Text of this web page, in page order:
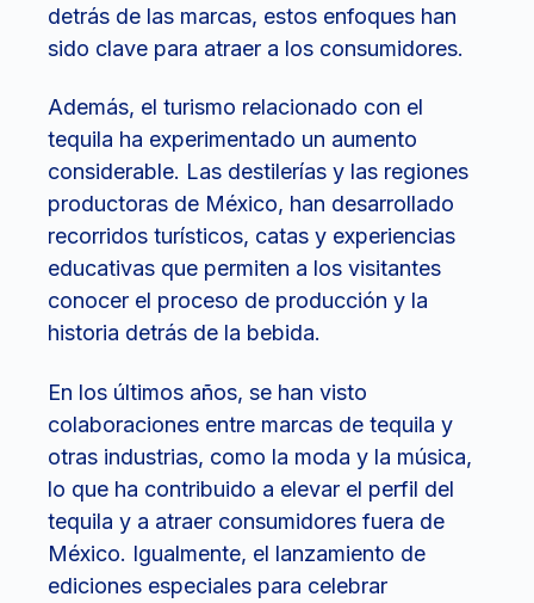
detrás de las marcas, estos enfoques han
sido clave para atraer a los consumidores.
Además, el turismo relacionado con el
tequila ha experimentado un aumento
considerable. Las destilerías y las regiones
productoras de México, han desarrollado
recorridos turísticos, catas y experiencias
educativas que permiten a los visitantes
conocer el proceso de producción y la
historia detrás de la bebida.
En los últimos años, se han visto
colaboraciones entre marcas de tequila y
otras industrias, como la moda y la música,
lo que ha contribuido a elevar el perfil del
tequila y a atraer consumidores fuera de
México. Igualmente, el lanzamiento de
ediciones especiales para celebrar